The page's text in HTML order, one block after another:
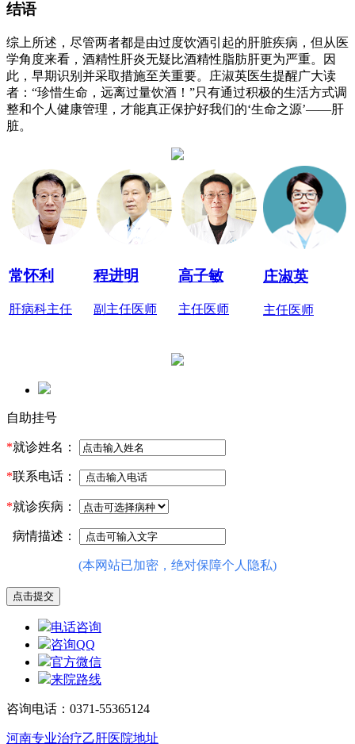
结语
综上所述，尽管两者都是由过度饮酒引起的肝脏疾病，但从医
学角度来看，酒精性肝炎无疑比酒精性脂肪肝更为严重。因
此，早期识别并采取措施至关重要。庄淑英医生提醒广大读
者：“珍惜生命，远离过量饮酒！”只有通过积极的生活方式调
整和个人健康管理，才能真正保护好我们的‘生命之源’——肝
脏。
常怀利
肝病科主任
程进明
副主任医师
高子敏
主任医师
庄淑英
主任医师
自助挂号
*就诊姓名：
*联系电话：
*就诊疾病：
病情描述：
(本网站已加密，绝对保障个人隐私)
电话咨询
咨询QQ
官方微信
来院路线
咨询电话：0371-55365124
河南专业治疗乙肝医院地址